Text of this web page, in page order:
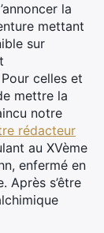
la
mettant
sur
celles et
mettre la
notre
rédacteur
au XVème
enfermé en
Après s’être